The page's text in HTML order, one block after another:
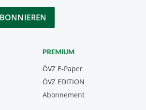
PREMIUM
ÖVZ E-Paper
Abonnement
ÖVZ EDITION